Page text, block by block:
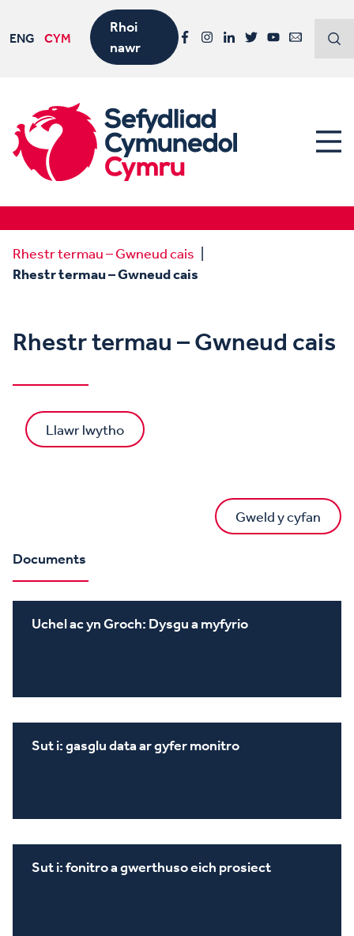
ENG CYM
Rhoi
nawr
Rhestr termau – Gwneud cais
Rhestr termau – Gwneud cais
Rhestr termau – Gwneud cais
Llawr lwytho
Documents
Gweld y cyfan
Uchel ac yn Groch: Dysgu a myfyrio
Sut i: gasglu data ar gyfer monitro
Sut i: fonitro a gwerthuso eich prosiect